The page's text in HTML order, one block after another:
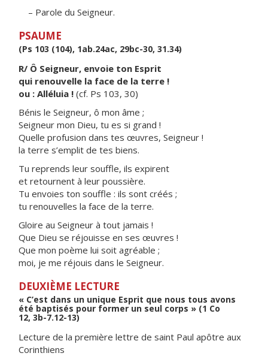
– Parole du Seigneur.
PSAUME
(Ps 103 (104), 1ab.24ac, 29bc-30, 31.34)
R/ Ô Seigneur, envoie ton Esprit
qui renouvelle la face de la terre !
ou : Alléluia ! (cf. Ps 103, 30)
Bénis le Seigneur, ô mon âme ;
Seigneur mon Dieu, tu es si grand !
Quelle profusion dans tes œuvres, Seigneur !
la terre s’emplit de tes biens.
Tu reprends leur souffle, ils expirent
et retournent à leur poussière.
Tu envoies ton souffle : ils sont créés ;
tu renouvelles la face de la terre.
Gloire au Seigneur à tout jamais !
Que Dieu se réjouisse en ses œuvres !
Que mon poème lui soit agréable ;
moi, je me réjouis dans le Seigneur.
DEUXIÈME LECTURE
« C’est dans un unique Esprit que nous tous avons
été baptisés pour former un seul corps » (1 Co
12, 3b-7.12-13)
Lecture de la première lettre de saint Paul apôtre aux
Corinthiens